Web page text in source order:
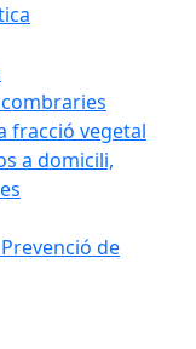
fracció vegetal
a domicili,
de